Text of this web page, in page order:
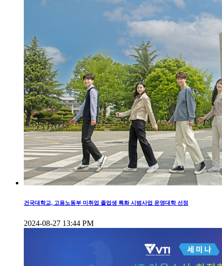
건국대학교, 고용노동부 미취업 졸업생 특화 시범사업 운영대학 선정
2024-08-27 13:44 PM